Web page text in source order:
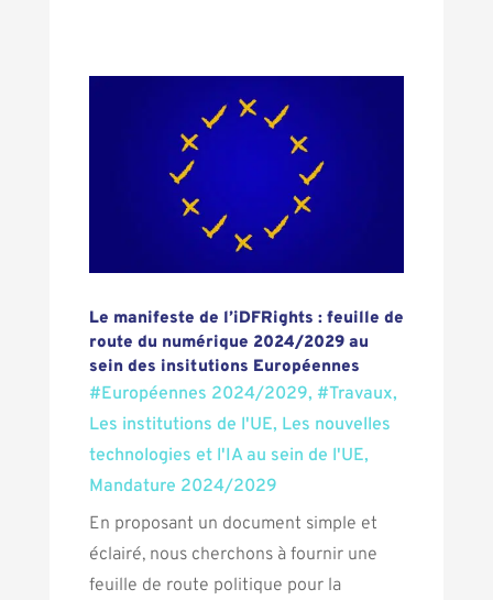
Le manifeste de l’iDFRights : feuille de
route du numérique 2024/2029 au
sein des insitutions Européennes
#Européennes 2024/2029, #Travaux,
Les institutions de l'UE, Les nouvelles
technologies et l'IA au sein de l'UE,
Mandature 2024/2029
En proposant un document simple et
éclairé, nous cherchons à fournir une
feuille de route politique pour la